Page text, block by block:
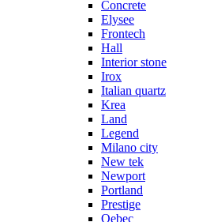
Concrete
Elysee
Frontech
Hall
Interior stone
Irox
Italian quartz
Krea
Land
Legend
Milano city
New tek
Newport
Portland
Prestige
Qebec